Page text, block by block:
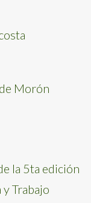
Morón
la 5ta edición
Trabajo